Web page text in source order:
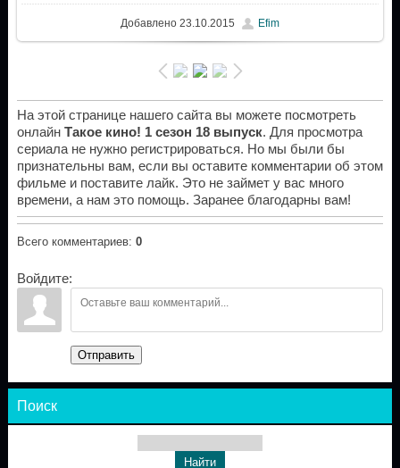
Добавлено23.10.2015 Efim
На этой странице нашего сайта вы можете посмотреть
онлайн Такое кино! 1 сезон 18 выпуск. Для просмотра
сериала не нужно регистрироваться. Но мы были бы
признательны вам, если вы оставите комментарии об этом
фильме и поставите лайк. Это не займет у вас много
времени, а нам это помощь. Заранее благодарны вам!
Всего комментариев: 0
Войдите:
Отправить
Поиск